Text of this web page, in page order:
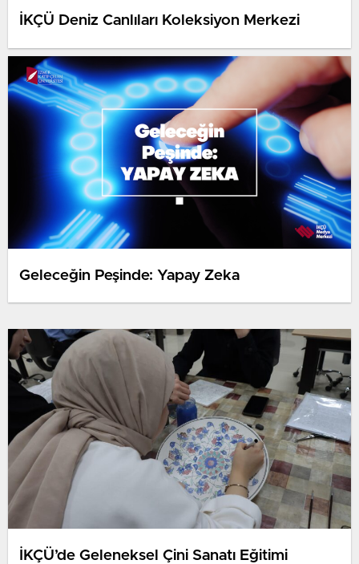
İKÇÜ Deniz Canlıları Koleksiyon Merkezi
Geleceğin Peşinde: Yapay Zeka
İKÇÜ’de Geleneksel Çini Sanatı Eğitimi